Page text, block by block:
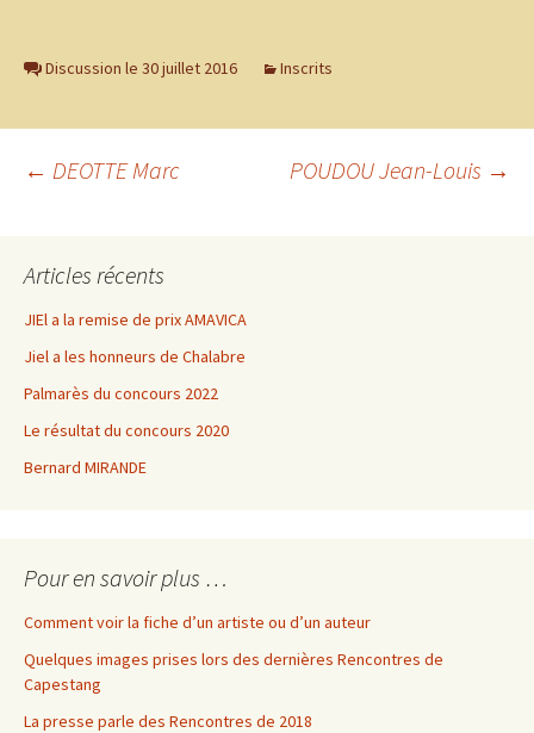
Discussion le 30 juillet 2016 Inscrits
Navigation
des
articles
← DEOTTE Marc POUDOU Jean-Louis →
Articles récents
JIEl a la remise de prix AMAVICA
Jiel a les honneurs de Chalabre
Palmarès du concours 2022
Le résultat du concours 2020
Bernard MIRANDE
Pour en savoir plus …
Comment voir la fiche d’un artiste ou d’un auteur
Quelques images prises lors des dernières Rencontres de
Capestang
La presse parle des Rencontres de 2018